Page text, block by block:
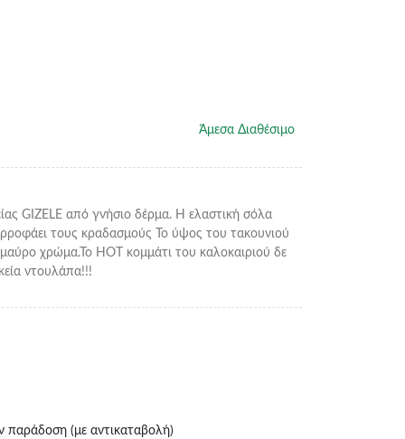
Άμεσα Διαθέσιμο
GIZELE από γνήσιο δέρμα. Η ελαστική σόλα
τους κραδασμούς Το ύψος του τακουνιού
μαύρο χρώμα.Το HOT κομμάτι του καλοκαιριού δε
ντουλάπα!!!
(με αντικαταβολή)